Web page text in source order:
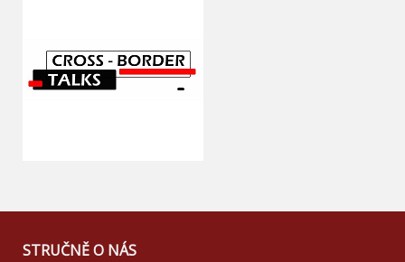
STRUČNĚ O NÁS